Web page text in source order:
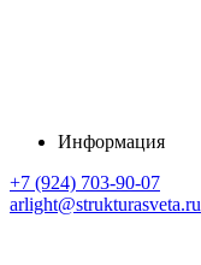
Информация
+7 (924) 703-90-07
arlight@strukturasveta.ru